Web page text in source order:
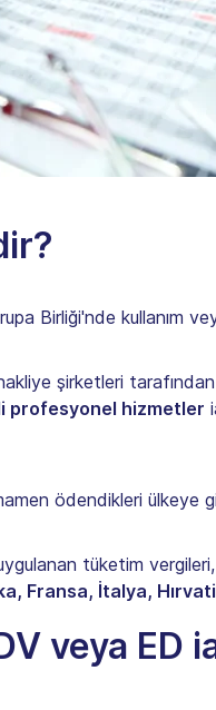
Birliği'nde kullanım
şirketleri
profesyonel hizmetler
ödendikleri ülkeye
tüketim
Fransa, İtalya,
veya ED